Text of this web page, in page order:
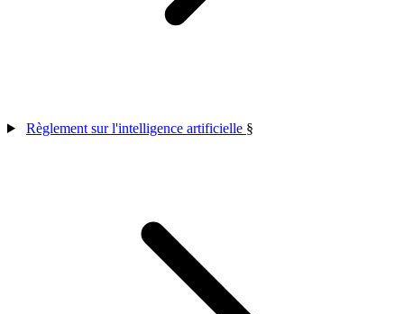
Règlement sur l'intelligence artificielle §